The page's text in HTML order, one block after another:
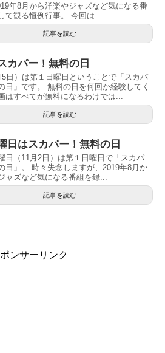
年8月から洋楽やジャズなど気になる番
て観る恒例行事。 今回は...
記事を読む
カパー！無料の日
日）は第１日曜日ということで「スカパ
日」です。 無料の日を何回か経験してく
はすべてが無料になるわけでは...
記事を読む
日はスカパー！無料の日
日（11月2日）は第１日曜日で「スカパ
日」。 時々失念しますが、2019年8月か
ャズなど気になる番組を録...
記事を読む
ンサーリンク